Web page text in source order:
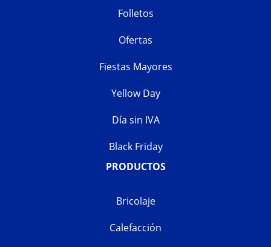
Folletos
Ofertas
Fiestas Mayores
Yellow Day
Día sin IVA
Black Friday
PRODUCTOS
Bricolaje
Calefacción